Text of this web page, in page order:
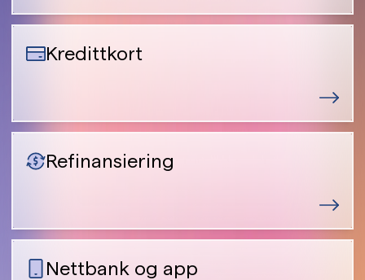
Kredittkort
Refinansiering
Nettbank og app